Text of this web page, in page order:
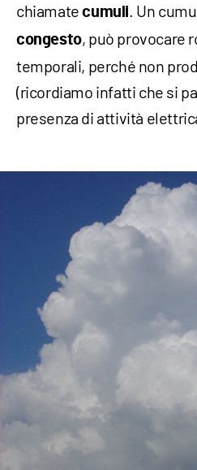
chiamatecumuli. Un
congesto, può provocare
temporali, perché non
(ricordiamo infatti che si
presenza di attività